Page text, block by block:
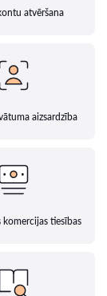
atvēršana
aizsardzība
komercijas tiesības